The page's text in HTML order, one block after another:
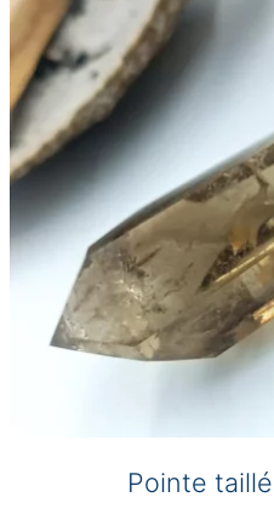
Pointe